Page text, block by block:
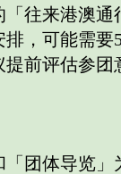
往来港澳
，可能需
前评估参团
团体导览